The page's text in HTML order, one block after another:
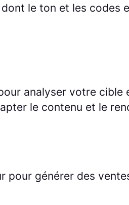
le ton et les codes
analyser votre cible
le contenu et le
générer des